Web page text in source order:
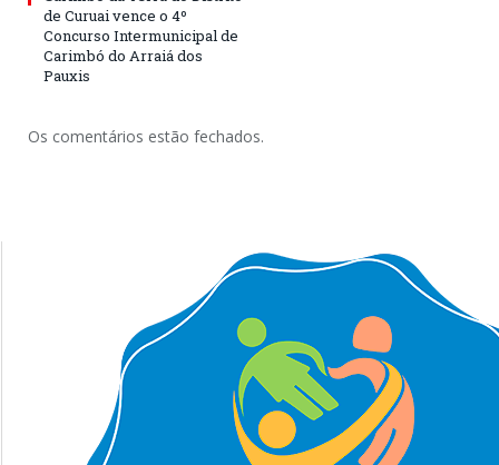
de Curuai vence o 4º
Concurso Intermunicipal de
Carimbó do Arraiá dos
Pauxis
Os comentários estão fechados.